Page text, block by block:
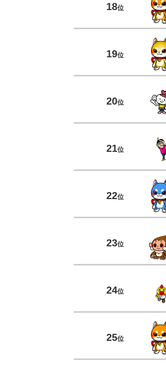
18位
19位
20位
21位
22位
23位
24位
25位